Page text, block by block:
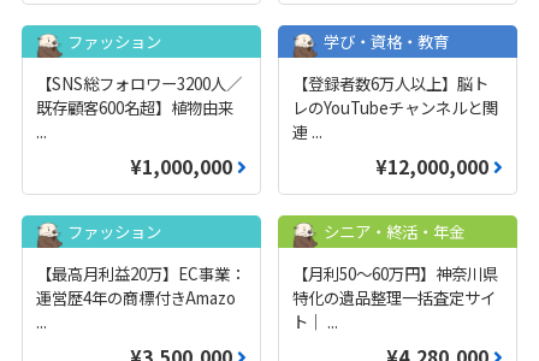
ファッション
【SNS総フォロワー3200人／
既存顧客600名超】植物由来
...
¥1,000,000
学び・資格・教育
【登録者数6万人以上】脳ト
レのYouTubeチャンネルと関
連 ...
¥12,000,000
ファッション
【最高月利益20万】EC事業：
運営歴4年の商標付きAmazo
...
シニア・終活・年金
【月利50〜60万円】神奈川県
特化の遺品整理一括査定サイ
ト｜ ...